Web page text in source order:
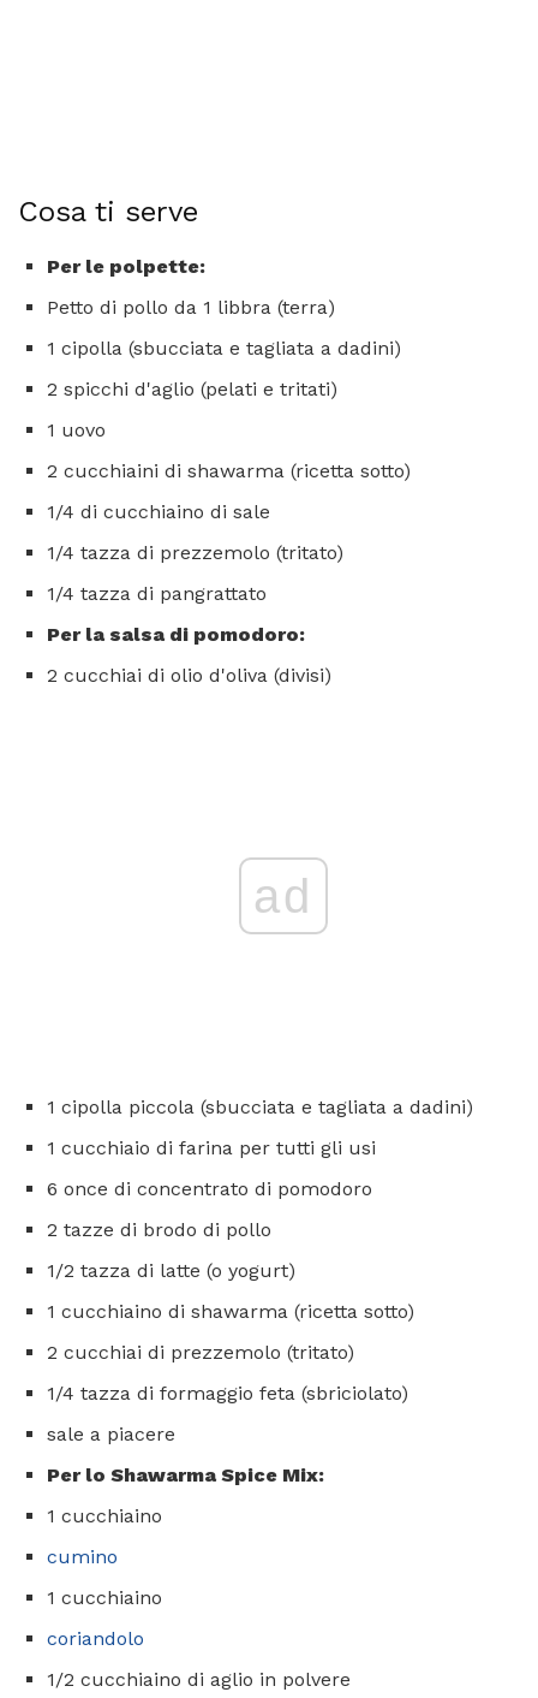
Cosa ti serve
Per le polpette:
Petto di pollo da 1 libbra (terra)
1 cipolla (sbucciata e tagliata a dadini)
2 spicchi d'aglio (pelati e tritati)
1 uovo
2 cucchiaini di shawarma (ricetta sotto)
1/4 di cucchiaino di sale
1/4 tazza di prezzemolo (tritato)
1/4 tazza di pangrattato
Per la salsa di pomodoro:
2 cucchiai di olio d'oliva (divisi)
ad
1 cipolla piccola (sbucciata e tagliata a dadini)
1 cucchiaio di farina per tutti gli usi
6 once di concentrato di pomodoro
2 tazze di brodo di pollo
1/2 tazza di latte (o yogurt)
1 cucchiaino di shawarma (ricetta sotto)
2 cucchiai di prezzemolo (tritato)
1/4 tazza di formaggio feta (sbriciolato)
sale a piacere
Per lo Shawarma Spice Mix:
1 cucchiaino
cumino
1 cucchiaino
coriandolo
1/2 cucchiaino di aglio in polvere